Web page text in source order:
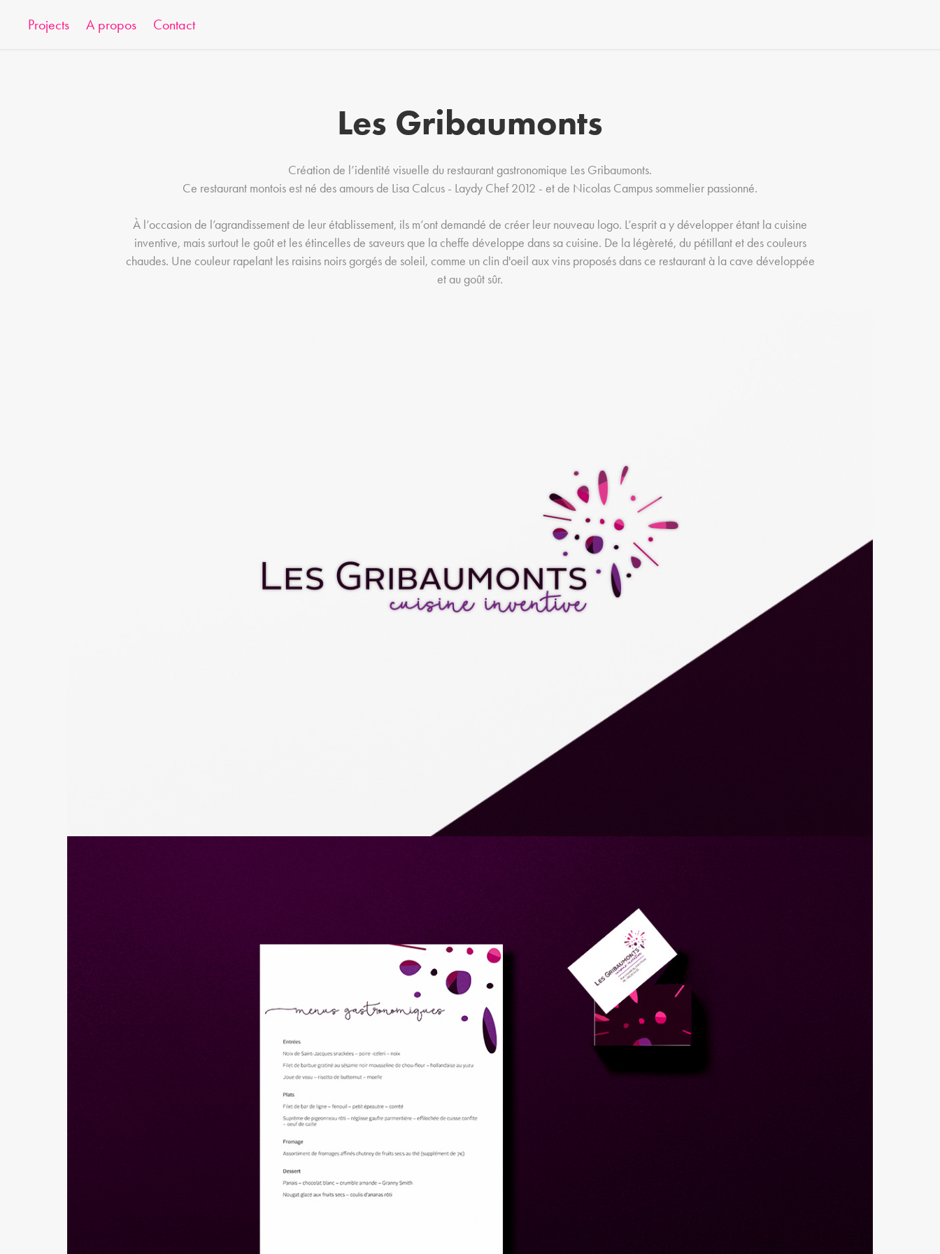
Projects A propos Contact
Les Gribaumonts
Création de l’identité visuelle du restaurant gastronomique Les Gribaumonts.
Ce restaurant montois est né des amours de Lisa Calcus - Laydy Chef 2012 - et de Nicolas Campus sommelier passionné.
À l’occasion de l’agrandissement de leur établissement, ils m’ont demandé de créer leur nouveau logo. L’esprit a y développer étant la cuisine
inventive, mais surtout le goût et les étincelles de saveurs que la cheffe développe dans sa cuisine. De la légèreté, du pétillant et des couleurs
chaudes. Une couleur rapelant les raisins noirs gorgés de soleil, comme un clin d'oeil aux vins proposés dans ce restaurant à la cave développée
et au goût sûr.